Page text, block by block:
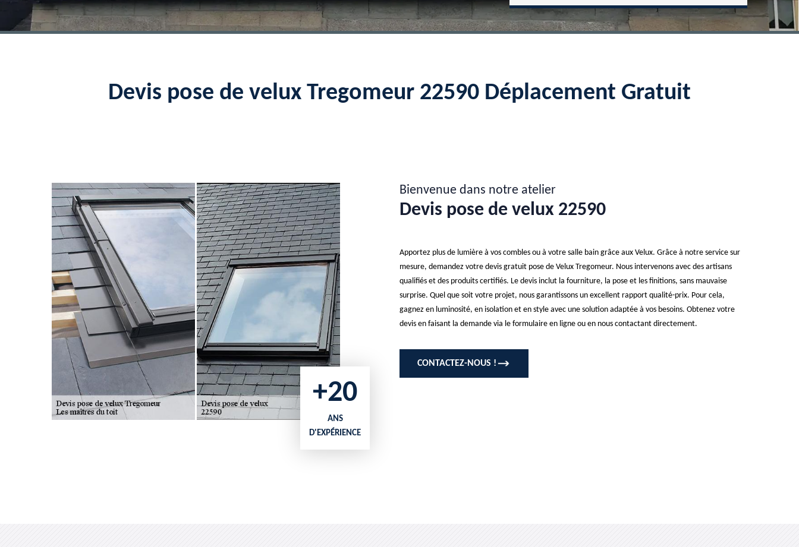
Devis pose de velux Tregomeur 22590 Déplacement Gratuit
+20
ANS
D'EXPÉRIENCE
Bienvenue dans notre atelier
Devis pose de velux 22590
Apportez plus de lumière à vos combles ou à votre salle bain grâce aux Velux. Grâce à notre service sur
mesure, demandez votre devis gratuit pose de Velux Tregomeur. Nous intervenons avec des artisans
qualifiés et des produits certifiés. Le devis inclut la fourniture, la pose et les finitions, sans mauvaise
surprise. Quel que soit votre projet, nous garantissons un excellent rapport qualité-prix. Pour cela,
gagnez en luminosité, en isolation et en style avec une solution adaptée à vos besoins. Obtenez votre
devis en faisant la demande via le formulaire en ligne ou en nous contactant directement.
CONTACTEZ-NOUS !